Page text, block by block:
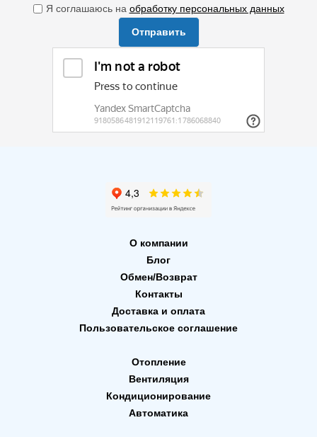
Я соглашаюсь на обработку персональных данных
Отправить
О компании
Блог
Обмен/Возврат
Контакты
Доставка и оплата
Пользовательское соглашение
Отопление
Вентиляция
Кондиционирование
Автоматика